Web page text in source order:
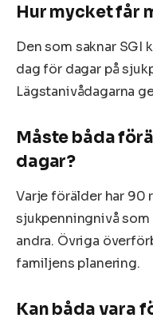
Hur mycket får
Den som saknar SGI
dag för dagar på
Lägstanivådagarna
Måste båda
dagar?
Varje förälder har 90
sjukpenningnivå
andra. Övriga
familjens planering.
Kan båda vara